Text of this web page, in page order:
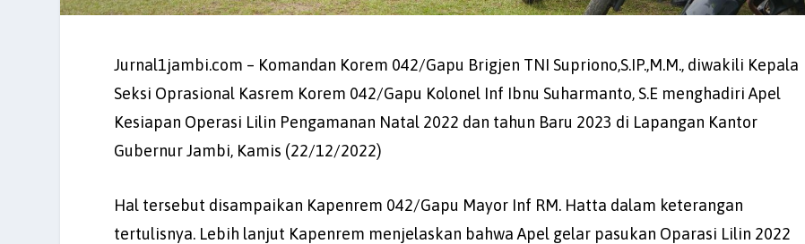
Jurnal1jambi.com – Komandan Korem 042/Gapu Brigjen TNI Supriono,S.IP.,M.M., diwakili Kepala
Seksi Oprasional Kasrem Korem 042/Gapu Kolonel Inf Ibnu Suharmanto, S.E menghadiri Apel
Kesiapan Operasi Lilin Pengamanan Natal 2022 dan tahun Baru 2023 di Lapangan Kantor
Gubernur Jambi, Kamis (22/12/2022)
Hal tersebut disampaikan Kapenrem 042/Gapu Mayor Inf RM. Hatta dalam keterangan
tertulisnya. Lebih lanjut Kapenrem menjelaskan bahwa Apel gelar pasukan Oparasi Lilin 2022